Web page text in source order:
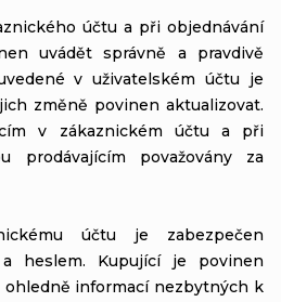
účtu a při objednávání
uvádět správně a pravdivě
v uživatelském účtu je
změně povinen aktualizovat.
v zákaznickém účtu a při
prodávajícím považovány za
účtu je zabezpečen
heslem. Kupující je povinen
ohledně informací nezbytných k